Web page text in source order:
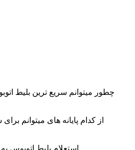
چطور میتوانم سریع ترین بلیط
از کدام پایانه های میتوانم
استعلام بلیط اتوبوس